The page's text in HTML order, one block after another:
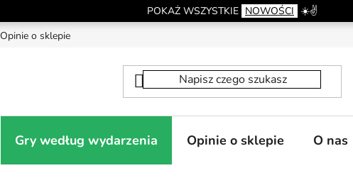
POKAŻ WSZYSTKIE NOWOŚCI ☀️✌️
Opinie o sklepie
Gry według wydarzenia Opinie o sklepie O nas